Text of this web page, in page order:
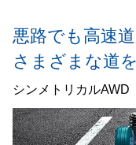
悪路でも高速道
さまざまな道
シンメトリカルAWD